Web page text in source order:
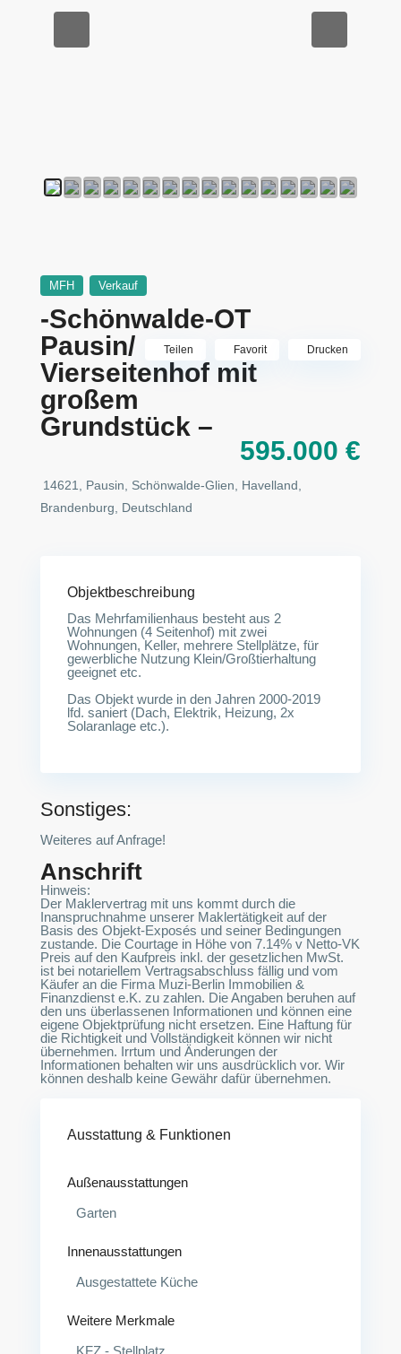
MFH Verkauf
-Schönwalde-OT
Pausin/
Vierseitenhof mit
großem
Grundstück –
595.000 €
14621, Pausin, Schönwalde-Glien, Havelland,
Brandenburg, Deutschland
Teilen Favorit Drucken
Objektbeschreibung
Das Mehrfamilienhaus besteht aus 2
Wohnungen (4 Seitenhof) mit zwei
Wohnungen, Keller, mehrere Stellplätze, für
gewerbliche Nutzung Klein/Großtierhaltung
geeignet etc.
Das Objekt wurde in den Jahren 2000-2019
lfd. saniert (Dach, Elektrik, Heizung, 2x
Solaranlage etc.).
Sonstiges:
Weiteres auf Anfrage!
Anschrift
Hinweis:
Der Maklervertrag mit uns kommt durch die
Inanspruchnahme unserer Maklertätigkeit auf der
Basis des Objekt-Exposés und seiner Bedingungen
zustande. Die Courtage in Höhe von 7.14% v Netto-VK
Preis auf den Kaufpreis inkl. der gesetzlichen MwSt.
ist bei notariellem Vertragsabschluss fällig und vom
Käufer an die Firma Muzi-Berlin Immobilien &
Finanzdienst e.K. zu zahlen. Die Angaben beruhen auf
den uns überlassenen Informationen und können eine
eigene Objektprüfung nicht ersetzen. Eine Haftung für
die Richtigkeit und Vollständigkeit können wir nicht
übernehmen. Irrtum und Änderungen der
Informationen behalten wir uns ausdrücklich vor. Wir
können deshalb keine Gewähr dafür übernehmen.
Ausstattung & Funktionen
Außenausstattungen
Garten
Innenausstattungen
Ausgestattete Küche
Weitere Merkmale
KFZ - Stellplatz